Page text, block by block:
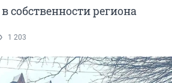
собственности региона
1 203